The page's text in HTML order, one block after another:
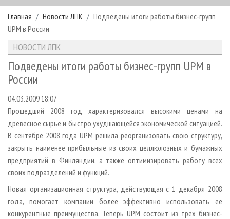
РУБРИКИ И ТЕМЫ
РУБРИКИ ЖУРНАЛА
ЛЕСОЗАГОТОВКА
ЛЕСОПИЛЕНИЕ
СУШКА ДРЕВЕСИНЫ
ПРОИЗВОДСТВО ДРЕВЕСНЫХ ПЛИТ
ДЕРЕВЯННОЕ ДОМОСТРОЕНИЕ
ПРОИЗВОДСТВО МЕБЕЛИ
БИОЭНЕРГЕТИКА
ЦБП
ИНСТРУМЕНТ И МАТЕРИАЛЫ
НОВОСТИ
НОВОСТИ ЛПК
НОВОСТИ ЖУРНАЛА
ПРОЕКТЫ ЛПИ
АНАЛИТИКА
ПРЕДПРИЯТИЯ ЛПК
ПЕРСОНЫ
МОБИЛЬНЫЕ ВЫСТАВКИ
ОФИЦИАЛЬНЫЕ ДЕЛЕГАЦИИ
ПРИОРИТЕТНЫЕ ИНВЕСТПРОЕКТЫ
RUSSIAN FORESTRY REVIEW
ГАЗЕТА ЛЕСПРОМФОРУМ
БИБЛИОТЕКА СПЕЦИАЛИСТА
АРХИВ ЖУРНАЛОВ
О ЖУРНАЛЕ
ПОДПИСКА
КОНТАКТЫ
РЕКЛАМОДАТЕЛЯМ
РЕКЛАМА
РЕКЛАМА НА САЙТЕ
Главная Новости ЛПК
Подведены итоги работы бизнес-групп
UPM в России
НОВОСТИ ЛПК
Подведены итоги работы бизнес-групп UPM в
России
04.03.2009 18:07
Прошедший 2008 год характеризовался высокими ценами на
древесное сырье и быстро ухудшающейся экономической ситуацией.
В сентябре 2008 года UPM решила реорганизовать свою структуру,
закрыть наименее прибыльные из своих целлюлозных и бумажных
предприятий в Финляндии, а также оптимизировать работу всех
своих подразделений и функций.
Новая организационная структура, действующая с 1 декабря 2008
года, помогает компании более эффективно использовать ее
конкурентные преимущества. Теперь UPM состоит из трех бизнес-